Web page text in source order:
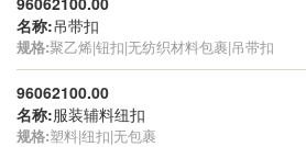
名称:吊带扣
规格:聚乙烯|钮扣|无纺织材料包裹|吊带扣
96062100.00
名称:服装辅料纽扣
规格:塑料|纽扣|无包裹